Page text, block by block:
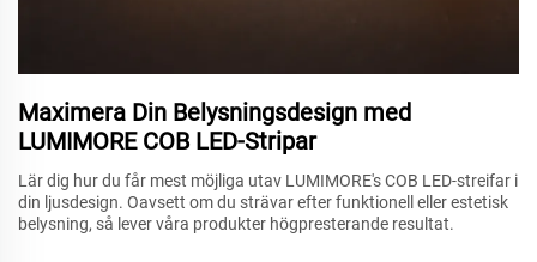
Maximera Din Belysningsdesign med
LUMIMORE COB LED-Stripar
Lär dig hur du får mest möjliga utav LUMIMORE's COB LED-streifar i
din ljusdesign. Oavsett om du strävar efter funktionell eller estetisk
belysning, så lever våra produkter högpresterande resultat.